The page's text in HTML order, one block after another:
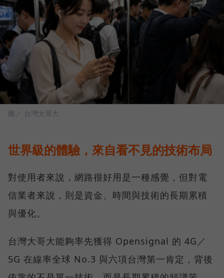
圖／ 台灣大哥大
世界級的體驗，來自看不見的技術布局
對使用者來說，網路很好用是一種感覺，但對電
信業者來說，則是資金、時間與技術的長期累積
與優化。
台灣大哥大能夠率先獲得 Opensignal 的 4G／
5G 在線率全球 No.3 與六項台灣第一肯定，背後